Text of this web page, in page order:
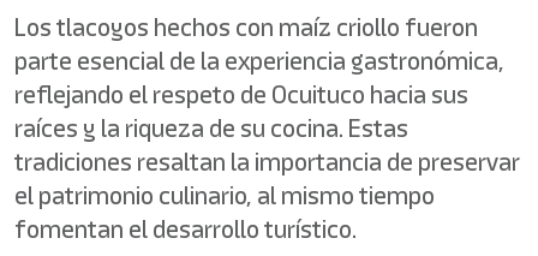
Los tlacoyos hechos con maíz criollo fueron
parte esencial de la experiencia gastronómica,
reflejando el respeto de Ocuituco hacia sus
raíces y la riqueza de su cocina. Estas
tradiciones resaltan la importancia de preservar
el patrimonio culinario, al mismo tiempo
fomentan el desarrollo turístico.